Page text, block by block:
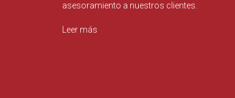
asesoramiento a nuestros clientes.
Leer más